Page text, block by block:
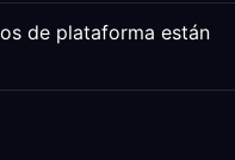
de plataforma están